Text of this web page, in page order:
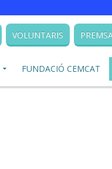
VOLUNTARIS
FUNDACIÓ CEMCAT